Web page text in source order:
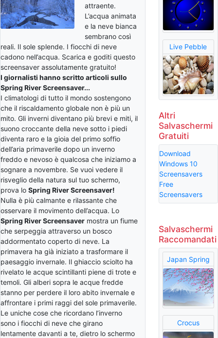
attraente.
L’acqua animata
e la neve bianca
sembrano così
reali. Il sole splende. I fiocchi di neve
cadono nell’acqua. Scarica e goditi questo
screensaver assolutamente gratuito!
I giornalisti hanno scritto articoli sullo
Spring River Screensaver...
I climatologi di tutto il mondo sostengono
che il riscaldamento globale non è più un
mito. Gli inverni diventano più brevi e miti, il
suono croccante della neve sotto i piedi
diventa raro e la gioia del primo soffio
dell’aria primaverile dopo un inverno
freddo e nevoso è qualcosa che iniziamo a
sognare a novembre. Se vuoi vedere il
risveglio della natura sul tuo schermo,
prova lo Spring River Screensaver!
Nulla è più calmante e rilassante che
osservare il movimento dell’acqua. Lo
Spring River Screensaver mostra un fiume
che serpeggia attraverso un bosco
addormentato coperto di neve. La
primavera ha già iniziato a trasformare il
paesaggio invernale. Il ghiaccio sciolto ha
rivelato le acque scintillanti piene di trote e
temoli. Gli alberi sopra le acque fredde
stanno per perdere il loro abito invernale e
affrontare i primi raggi del sole primaverile.
Le uniche cose che ricordano l’inverno
sono i fiocchi di neve che girano
lentamente davanti a te, dietro lo schermo
Live Pebble
Altri
Salvaschermi
Gratuiti
Download
Windows 10
Screensavers
Free
Screensavers
Salvaschermi
Raccomandati
Japan Spring
Crocus